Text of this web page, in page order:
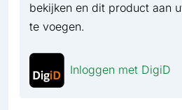
bekijken en dit product aan
te voegen.
Inloggen met DigiD